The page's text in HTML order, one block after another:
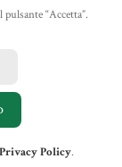
“Accetta”.
Privacy Policy.